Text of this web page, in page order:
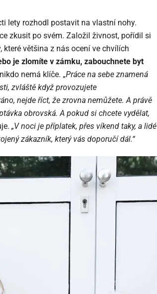
lety rozhodl postavit na vlastní nohy.
zkusit po svém. Založil živnost, pořídil si
většina z nás ocení ve chvílích
je zlomíte v zámku, zabouchnete byt
nemá klíče. „Práce na sebe znamená
zvláště když provozujete
nejde říct, že zrovna nemůžete. A právě
obrovská. A pokud si chcete vydělat,
„V noci je příplatek, přes víkend taky, a lidé
zákazník, který vás doporučí dál.“